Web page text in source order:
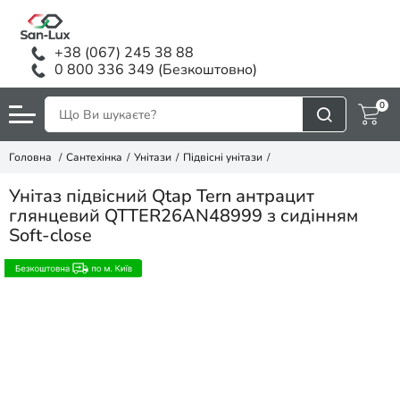
+38 (067) 245 38 88
0 800 336 349 (Безкоштовно)
0
Головна Сантехінка Унітази Підвісні унітази
Унітаз підвісний Qtap Tern антрацит
глянцевий QTTER26AN48999 з сидінням
Soft-close